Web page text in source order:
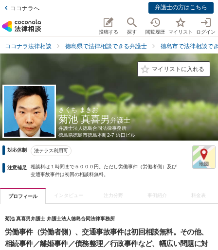
ココナラへ 弁護士の方はこちら
投稿する 探す 閲覧履歴 マイリスト ログイン
ココナラ法律相談 徳島県で法律相談できる弁護士 徳島市で法律相談で
マイリストに入れる
きくち まきお
菊池 真喜男弁護士
弁護士法人徳島合同法律事務所
徳島県徳島市徳島本町2-7 浜口ビル
対応体制 法テラス利用可
注意補足
相談料は１時間まで５０００円。ただし労働事件（労働者側）及び
交通事故事件は初回の相談料無料。
プロフィール インタビュー 注力分野 事例紹介 料金表
菊池 真喜男弁護士 弁護士法人徳島合同法律事務所
労働事件（労働者側）、交通事故事件は初回相談無料。その他、
相続事件／離婚事件／債務整理／行政事件など、幅広い問題に対